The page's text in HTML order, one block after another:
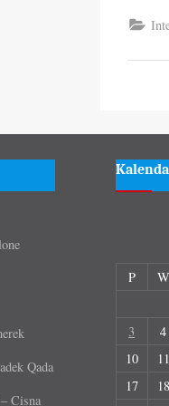
Qada
Cisna
P
W
3
4
10
11
17
18